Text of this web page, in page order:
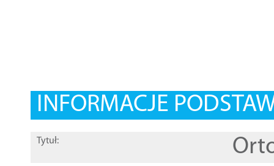
INFORMACJE
Tytuł: